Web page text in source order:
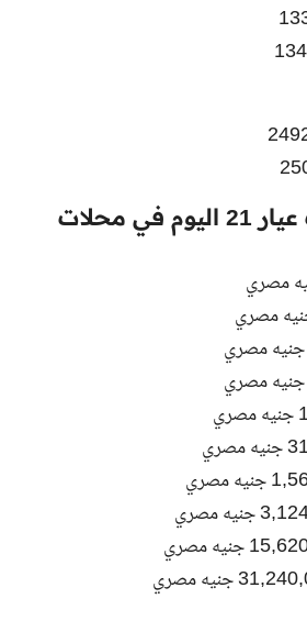
سعر جرام الذهب عيار 21 اليوم في محلات